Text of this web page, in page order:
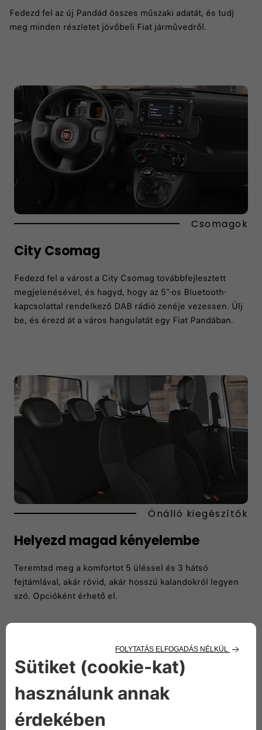
Fedezd fel az új Pandád összes műszaki adatát, és tudj
meg minden részletet jövőbeli Fiat járművedről.
Csomagok
City Csomag
Fedezd fel a várost a City Csomag továbbfejlesztett
megjelenésével, és hagyd, hogy az 5”-os Bluetooth-
kapcsolattal rendelkező DAB rádió zenéje vezessen. Ülj
be, és érezd át a város hangulatát egy Fiat Pandában.
Önálló kiegészítők
Helyezd magad kényelembe
Teremtsd meg a komfortot 5 üléssel és 3 hátsó
fejtámlával, akár rövid, akár hosszú kalandokról legyen
szó. Opcióként érhető el.
Fedezd fel az összes verziót
számodra!​ Válaszd ki az igényeidnek leginkább megfelelőt.​